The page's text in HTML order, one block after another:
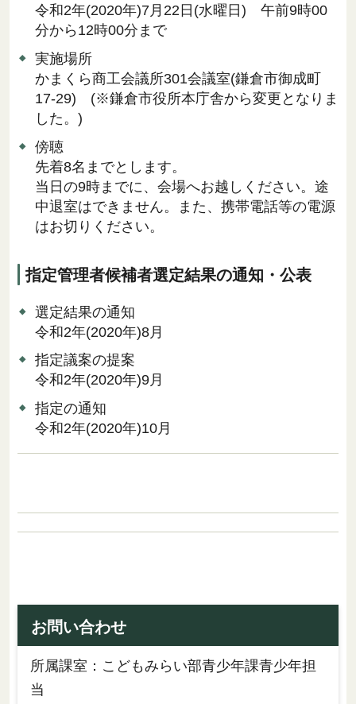
令和2年(2020年)7月22日(水曜日) 午前9時00
分から12時00分まで
実施場所
かまくら商工会議所301会議室(鎌倉市御成町
17-29) (※鎌倉市役所本庁舎から変更となりま
した。)
傍聴
先着8名までとします。
当日の9時までに、会場へお越しください。途
中退室はできません。また、携帯電話等の電源
はお切りください。
指定管理者候補者選定結果の通知・公表
選定結果の通知
令和2年(2020年)8月
指定議案の提案
令和2年(2020年)9月
指定の通知
令和2年(2020年)10月
お問い合わせ
所属課室：こどもみらい部青少年課青少年担
当